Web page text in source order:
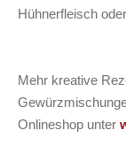
Hühnerfleisch
Mehr kreative
Onlineshop unter